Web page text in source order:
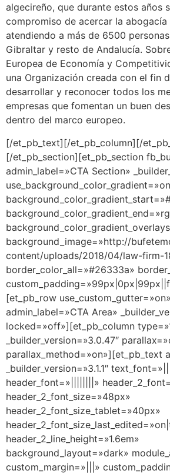
algecireño, que durante estos años
compromiso de acercar la abogacía
atendiendo a más de 6500
Gibraltar y resto de Andalucía.
Europea de Economía y
una Organización creada con el fin
desarrollar y reconocer todos los
empresas que fomentan un buen
dentro del marco europeo.
[/et_pb_text][/et_pb_column][/
[/et_pb_section][et_pb_section
admin_label=»CTA Section»
background_image=»http://
content/uploads/2018/04/law-firm-
border_color_all=»#26333a»
[et_pb_row
admin_label=»CTA Area»
locked=»off»][et_pb_column
_builder_version=»3.0.47″
parallax_method=»on»][et_pb_text
_builder_version=»3.1.1″
header_font=»||||||||»
header_2_font_size=»48px»
header_2_font_size_tablet=»40px»
header_2_line_height=»1.6em»
background_layout=»dark»
custom_margin=»|||»